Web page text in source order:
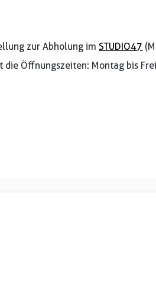
zur Abholung im STUDIO47
Öffnungszeiten: Montag bis